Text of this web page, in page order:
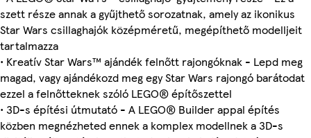
szett része annak a gyűjthető sorozatnak, amely az ikonikus
Star Wars csillaghajók középméretű, megépíthető modelljeit
tartalmazza
• Kreatív Star Wars™ ajándék felnőtt rajongóknak - Lepd meg
magad, vagy ajándékozd meg egy Star Wars rajongó barátodat
ezzel a felnőtteknek szóló LEGO® építőszettel
• 3D-s építési útmutató - A LEGO® Builder appal építés
közben megnézheted ennek a komplex modellnek a 3D-s